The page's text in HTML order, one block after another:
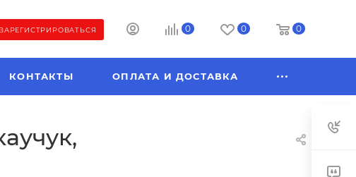
ЗАРЕГИСТРИРОВАТЬСЯ 0 0 0
КОНТАКТЫ ОПЛАТА И ДОСТАВКА